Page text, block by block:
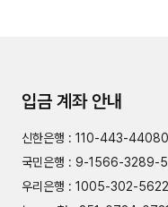
입금 계좌 안내
신한은행 : 110-443-
국민은행 : 9-1566-3289-
우리은행 : 1005-302-